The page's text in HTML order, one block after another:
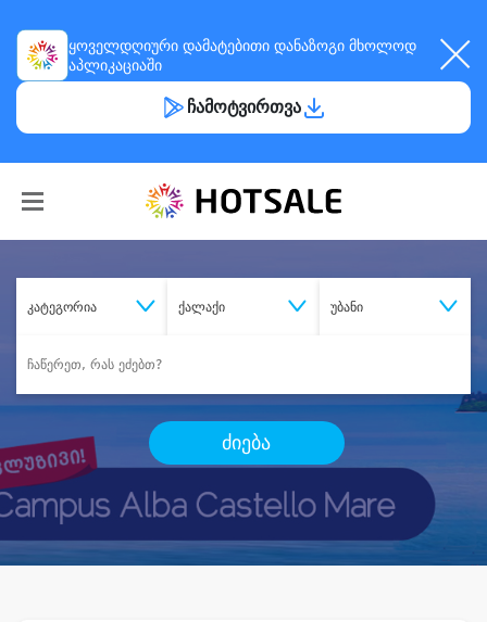
ყოველდღიური დამატებითი დანაზოგი მხოლოდ
აპლიკაციაში
ჩამოტვირთვა
კატეგორია ქალაქი უბანი
ძიება